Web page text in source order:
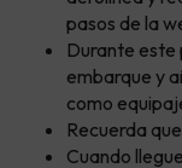
pasos de la
Durante
embarque y
como
Recuerda
Cuando